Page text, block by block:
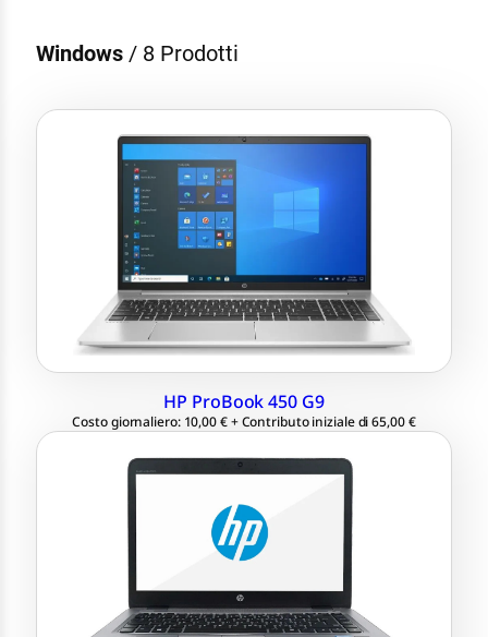
Windows / 8 Prodotti
HP ProBook 450 G9
Costo giornaliero: 10,00 € + Contributo iniziale di 65,00 €
LCD 15.6″ 1920×1080 Full HD
Intel Core i5-1235U 4.40 GHz
RAM 16 GB
SSD 512 GB M.2
Windows 11 Professional 64 bit
LCD 14.1″ 1920×1080 Full HD /
2560×1440 QHD
Intel® Core™ i7-6500U 2.60 GHz
SSD 256 GB M.2